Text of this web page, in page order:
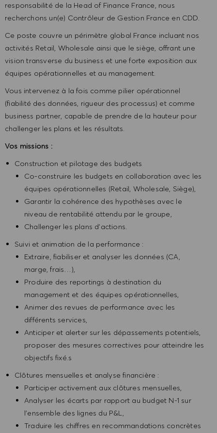
responsabilité de la Head of Finance France, nous
recherchons un(e) Contrôleur de Gestion France en CDD.
Ce poste couvre un périmètre global France incluant nos
activités Retail, Wholesale ainsi que le siège, offrant une
vision transverse du business et une forte exposition aux
équipes opérationnelles et au management.
Vous intervenez à la fois comme pilier opérationnel
(fiabilité des données, rigueur des processus) et comme
business partner, capable de prendre de la hauteur pour
challenger les plans et les résultats.
Vos missions :
Construction et pilotage des budgets
Co-construire les budgets en collaboration avec les
équipes opérationnelles (Retail, Wholesale, Siège),
Garantir la cohérence des hypothèses avec le
niveau de rentabilité attendu par le groupe,
Challenger les plans d’actions.
Suivi et animation de la performance :
Extraire, fiabiliser et analyser les données (CA,
marge, frais…),
Produire des reportings à destination du
management et des équipes opérationnelles,
Animer des revues de performance avec les
différents services,
Anticiper et alerter sur les dépassements potentiels,
proposer des mesures correctives pour atteindre les
objectifs fixé.s
Clôtures mensuelles et analyse financière :
Participer activement aux clôtures mensuelles,
Analyser les écarts par rapport au budget N-1 sur
l’ensemble des lignes du P&L,
Traduire les chiffres en recommandations concrètes